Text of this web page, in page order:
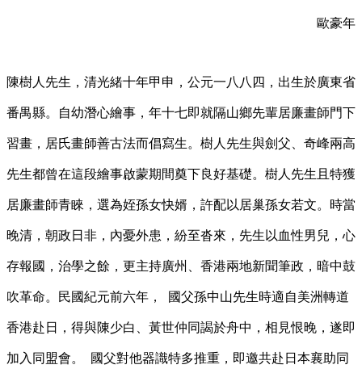
歐豪年
陳樹人先生，清光緒十年甲申，公元一八八四，出生於廣東省
番禺縣。自幼潛心繪事，年十七即就隔山鄉先輩居廉畫師門下
習畫，居氏畫師善古法而倡寫生。樹人先生與劍父、奇峰兩高
先生都曾在這段繪事啟蒙期間奠下良好基礎。樹人先生且特獲
居廉畫師青睞，選為姪孫女快婿，許配以居巢孫女若文。時當
晚清，朝政日非，內憂外患，紛至沓來，先生以血性男兒，心
存報國，治學之餘，更主持廣州、香港兩地新聞筆政，暗中鼓
吹革命。民國紀元前六年， 國父孫中山先生時適自美洲轉道
香港赴日，得與陳少白、黃世仲同謁於舟中，相見恨晚，遂即
加入同盟會。 國父對他器識特多推重，即邀共赴日本襄助同